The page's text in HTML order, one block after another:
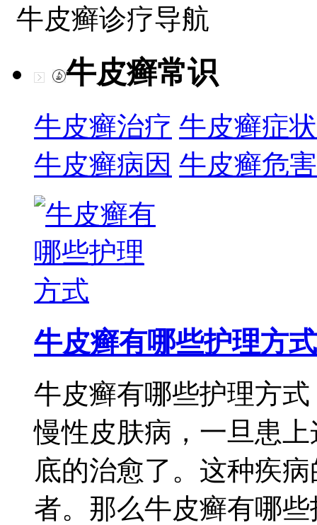
牛皮癣诊疗导航
牛皮癣常识
牛皮癣治疗 牛皮癣症状
牛皮癣病因 牛皮癣危害
牛皮癣有哪些护理方式
牛皮癣有哪些护理方
慢性皮肤病，一旦患
底的治愈了。这种疾
者。那么牛皮癣有哪